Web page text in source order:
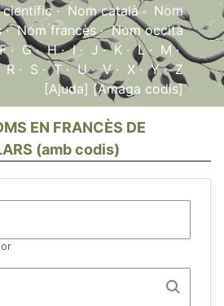
científic·Nom català· Nom
·Nom francès·Nom occità
F· G·H·I· J ·K ·L· M·
R · S ·T ·U·V· X·Y·Z
[Ajuda] [Amaga codis]
EN FRANCÈS DE
(amb codis)